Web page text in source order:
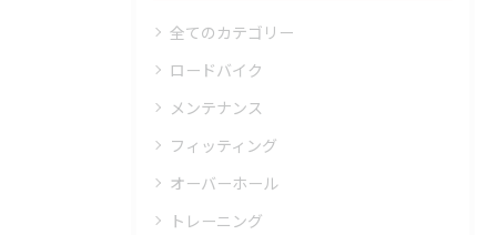
全てのカテゴリー
ロードバイク
メンテナンス
フィッティング
オーバーホール
トレーニング